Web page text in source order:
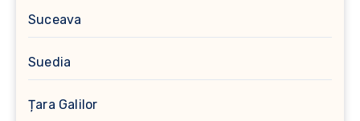
Suceava
Suedia
Țara Galilor